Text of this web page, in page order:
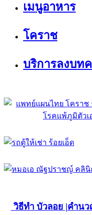
เมนูอาหาร
โคราช
บริการลงบท
วิธีทำ บัวลอย |คำน